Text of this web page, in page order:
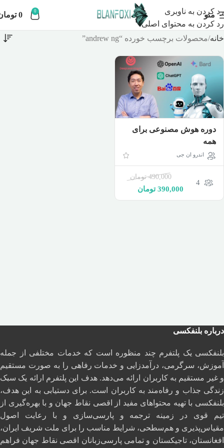
رد کردن به ناوبری
رد کردن به محتوای اصلی
منو 0
0
خانه محصولات برچسب خورده “andrew ng”
دوره هوش مصنوعی برای
همه
اندرو ان جی
4
490,000 تومان
390,000 تومان
درباره بلنفکسی
بلنفکسی یک پلتفرم چند منظوره است که خدمات مختلفی از جمله
آموزش، سرگرمی، درآمدزایی و خدمات رفاهی را به صورت مستقیم
و غیر مستقیم به کاربران ارائه می‌دهد. هدف این پلتفرم ارائه یک سبک
زندگی جذاب و رفاه‌مند به کاربران است. برای دستیابی به این هدف،
بلنفکسی با تهیه محتواهای مفید از اقصی نقاط جهان و با بهره‌گیری از
تیم قوی در زمینه ترجمه و پارسی‌سازی و با رعایت اصول
مقیاس‌پذیری و هم‌سطحی، شرایط مناسب را برای ملت شریف ایران،
افغانستان، تاجیکستان و تمامی پارسی‌زبانان اقصی نقاط جهان فراهم